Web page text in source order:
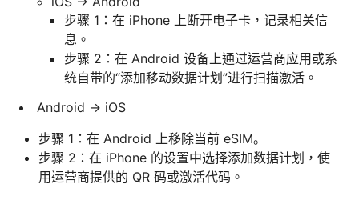
步骤 1：在 iPhone 上断开电子卡，记录相关信
息。
步骤 2：在 Android 设备上通过运营商应用或系
统自带的“添加移动数据计划”进行扫描激活。
Android → iOS
步骤 1：在 Android 上移除当前 eSIM。
步骤 2：在 iPhone 的设置中选择添加数据计划，使
用运营商提供的 QR 码或激活代码。